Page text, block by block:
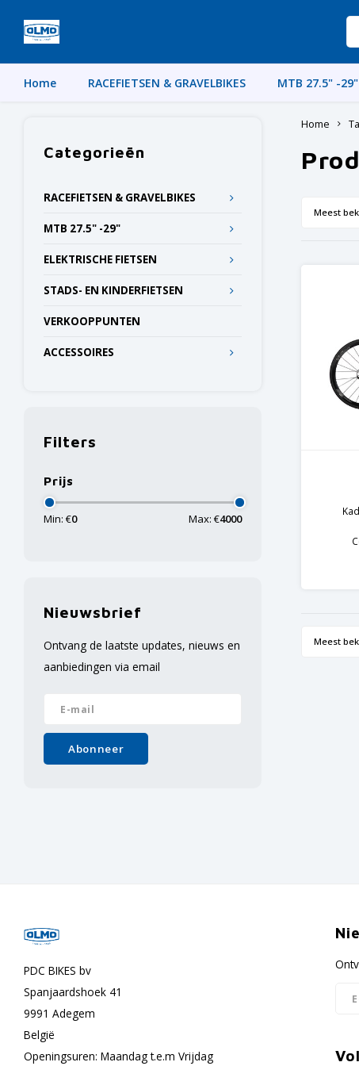
Home RACEFIETSEN & GRAVELBIKES MTB 27.5" -29"
Categorieën
RACEFIETSEN & GRAVELBIKES
MTB 27.5" -29"
ELEKTRISCHE FIETSEN
STADS- EN KINDERFIETSEN
VERKOOPPUNTEN
ACCESSOIRES
Filters
Prijs
Min: €0 Max: €4000
Nieuwsbrief
Ontvang de laatste updates, nieuws en
aanbiedingen via email
Abonneer
Home
Meest
Meest
PDC BIKES bv
Spanjaardshoek 41
9991 Adegem
België
Openingsuren: Maandag t.e.m Vrijdag